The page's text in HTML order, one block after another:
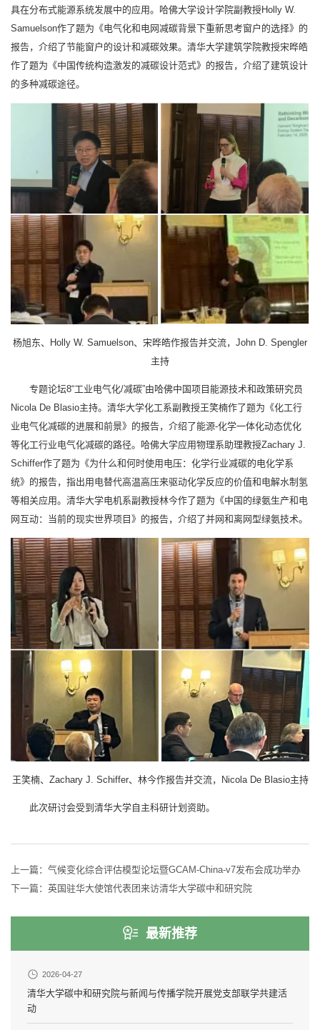
具在分布式能源系统发展中的应用。哈佛大学设计学院副教授Holly W.
Samuelson作了题为《电气化和电网减碳背景下重新思考窗户的选择》的
报告，介绍了节能窗户的设计和减碳效果。清华大学建筑学院教授宋晔皓
作了题为《中国传统构造激发的减碳设计范式》的报告，介绍了建筑设计
的多种减碳途径。
杨旭东、Holly W. Samuelson、宋晔皓作报告并交流，John D. Spengler
主持
专题论坛8“工业电气化/减碳”由哈佛中国项目能源技术和政策研究员
Nicola De Blasio主持。清华大学化工系副教授王笑楠作了题为《化工行
业电气化减碳的进展和前景》的报告，介绍了能源-化学一体化动态优化
等化工行业电气化减碳的路径。哈佛大学应用物理系助理教授Zachary J.
Schiffer作了题为《为什么和何时使用电压：化学行业减碳的电化学系
统》的报告，指出用电替代高温高压来驱动化学反应的价值和电解水制氢
等相关应用。清华大学电机系副教授林今作了题为《中国的绿氨生产和电
网互动：当前的现实世界项目》的报告，介绍了并网和离网型绿氨技术。
王笑楠、Zachary J. Schiffer、林今作报告并交流，Nicola De Blasio主持
此次研讨会受到清华大学自主科研计划资助。
上一篇： 气候变化综合评估模型论坛暨GCAM-China-v7发布会成功举办
下一篇： 英国驻华大使馆代表团来访清华大学碳中和研究院
最新推荐
2026-04-27
清华大学碳中和研究院与新闻与传播学院开展党支部联学共建活
动